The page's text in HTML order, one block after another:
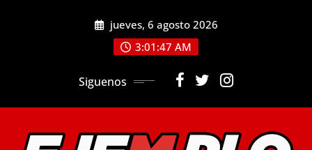
jueves, 6 agosto 2026
3:01:49 AM
Siguenos